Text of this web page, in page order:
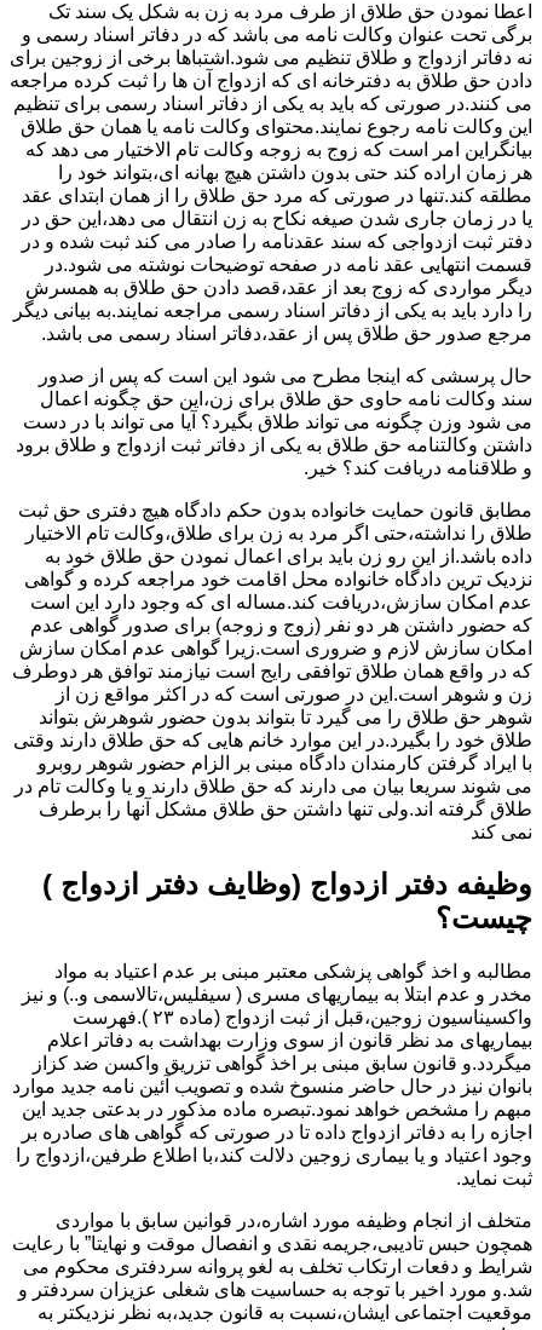
اعطا نمودن حق طلاق از طرف مرد به زن به شکل یک سند تک
برگی تحت عنوان وکالت نامه می باشد که در دفاتر اسناد رسمی و
نه دفاتر ازدواج و طلاق تنظیم می شود.اشتباها برخی از زوجین برای
دادن حق طلاق به دفترخانه ای که ازدواج آن ها را ثبت کرده مراجعه
می کنند.در صورتی که باید به یکی از دفاتر اسناد رسمی برای تنظیم
این وکالت نامه رجوع نمایند.محتوای وکالت نامه یا همان حق طلاق
بیانگراین امر است که زوج به زوجه وکالت تام الاختیار می دهد که
هر زمان اراده کند حتی بدون داشتن هیچ بهانه ای،بتواند خود را
مطلقه کند.تنها در صورتی که مرد حق طلاق را از همان ابتدای عقد
یا در زمان جاری شدن صیغه نکاح به زن انتقال می دهد،این حق در
دفتر ثبت ازدواجی که سند عقدنامه را صادر می کند ثبت شده و در
قسمت انتهایی عقد نامه در صفحه توضیحات نوشته می شود.در
دیگر مواردی که زوج بعد از عقد،قصد دادن حق طلاق به همسرش
را دارد باید به یکی از دفاتر اسناد رسمی مراجعه نمایند.به بیانی دیگر
مرجع صدور حق طلاق پس از عقد،دفاتر اسناد رسمی می باشد.
حال پرسشی که اینجا مطرح می شود این است که پس از صدور
سند وکالت نامه حاوی حق طلاق برای زن،این حق چگونه اعمال
می شود وزن چگونه می تواند طلاق بگیرد؟ آیا می تواند با در دست
داشتن وکالتنامه حق طلاق به یکی از دفاتر ثبت ازدواج و طلاق برود
و طلاقنامه دریافت کند؟ خیر.
مطابق قانون حمایت خانواده بدون حکم دادگاه هیچ دفتری حق ثبت
طلاق را نداشته،حتی اگر مرد به زن برای طلاق،وکالت تام الاختیار
داده باشد.از این رو زن باید برای اعمال نمودن حق طلاق خود به
نزدیک ترین دادگاه خانواده محل اقامت خود مراجعه کرده و گواهی
عدم امکان سازش،دریافت کند.مساله ای که وجود دارد این است
که حضور داشتن هر دو نفر (زوج و زوجه) برای صدور گواهی عدم
امکان سازش لازم و ضروری است.زیرا گواهی عدم امکان سازش
که در واقع همان طلاق توافقی رایج است نیازمند توافق هر دوطرف
زن و شوهر است.این در صورتی است که در اکثر مواقع زن از
شوهر حق طلاق را می گیرد تا بتواند بدون حضور شوهرش بتواند
طلاق خود را بگیرد.در این موارد خانم هایی که حق طلاق دارند وقتی
با ایراد گرفتن کارمندان دادگاه مبنی بر الزام حضور شوهر روبرو
می شوند سریعا بیان می دارند که حق طلاق دارند و یا وکالت تام در
طلاق گرفته اند.ولی تنها داشتن حق طلاق مشکل آنها را برطرف
نمی کند
وظیفه دفتر ازدواج (وظایف دفتر ازدواج )
چیست؟
مطالبه و اخذ گواهی پزشکی معتبر مبنی بر عدم اعتیاد به مواد
مخدر و عدم ابتلا به بیماریهای مسری ( سیفلیس،تالاسمی و..) و نیز
واکسیناسیون زوجین،قبل از ثبت ازدواج (ماده ۲۳ ).فهرست
بیماریهای مد نظر قانون از سوی وزارت بهداشت به دفاتر اعلام
میگردد.و قانون سابق مبنی بر اخذ گواهی تزریق واکسن ضد کزاز
بانوان نیز در حال حاضر منسوخ شده و تصویب آئین نامه جدید موارد
مبهم را مشخص خواهد نمود.تبصره ماده مذکور در بدعتی جدید این
اجازه را به دفاتر ازدواج داده تا در صورتی که گواهی های صادره بر
وجود اعتیاد و یا بیماری زوجین دلالت کند،با اطلاع طرفین،ازدواج را
ثبت نماید.
متخلف از انجام وظیفه مورد اشاره،در قوانین سابق با مواردی
همچون حبس تادیبی،جریمه نقدی و انفصال موقت و نهایتا” با رعایت
شرایط و دفعات ارتکاب تخلف به لغو پروانه سردفتری محکوم می
شد.و مورد اخیر با توجه به حساسیت های شغلی عزیزان سردفتر و
موقعیت اجتماعی ایشان،نسبت به قانون جدید،به نظر نزدیکتر به